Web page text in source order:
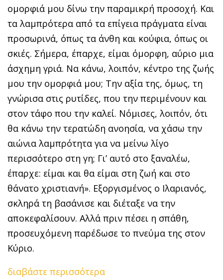
ομορφιά μου δίνω την παραμικρή προσοχή. Και
τα λαμπρότερα από τα επίγεια πράγματα είναι
προσωρινά, όπως τα άνθη και κούφια, όπως οι
σκιές. Σήμερα, έπαρχε, είμαι όμορφη, αύριο μια
άσχημη γριά. Να κάνω, λοιπόν, κέντρο της ζωής
μου την ομορφιά μου; Την αξία της, όμως, τη
γνώρισα στις ρυτίδες, που την περιμένουν και
στον τάφο που την καλεί. Νόμισες, λοιπόν, ότι
θα κάνω την τερατώδη ανοησία, να χάσω την
αιώνια λαμπρότητα για να μείνω λίγο
περισσότερο στη γη; Γι’ αυτό στο ξαναλέω,
έπαρχε: είμαι και θα είμαι στη ζωή και στο
θάνατο χριστιανή». Εξοργισμένος ο Ιλαριανός,
σκληρά τη βασάνισε και διέταξε να την
αποκεφαλίσουν. Αλλά πριν πέσει η σπάθη,
προσευχόμενη παρέδωσε το πνεύμα της στον
Κύριο.
διαβάστε περισσότερα